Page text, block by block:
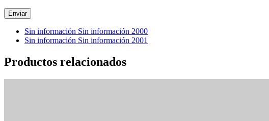
Sin información Sin información 2000
Sin información Sin información 2001
Productos relacionados